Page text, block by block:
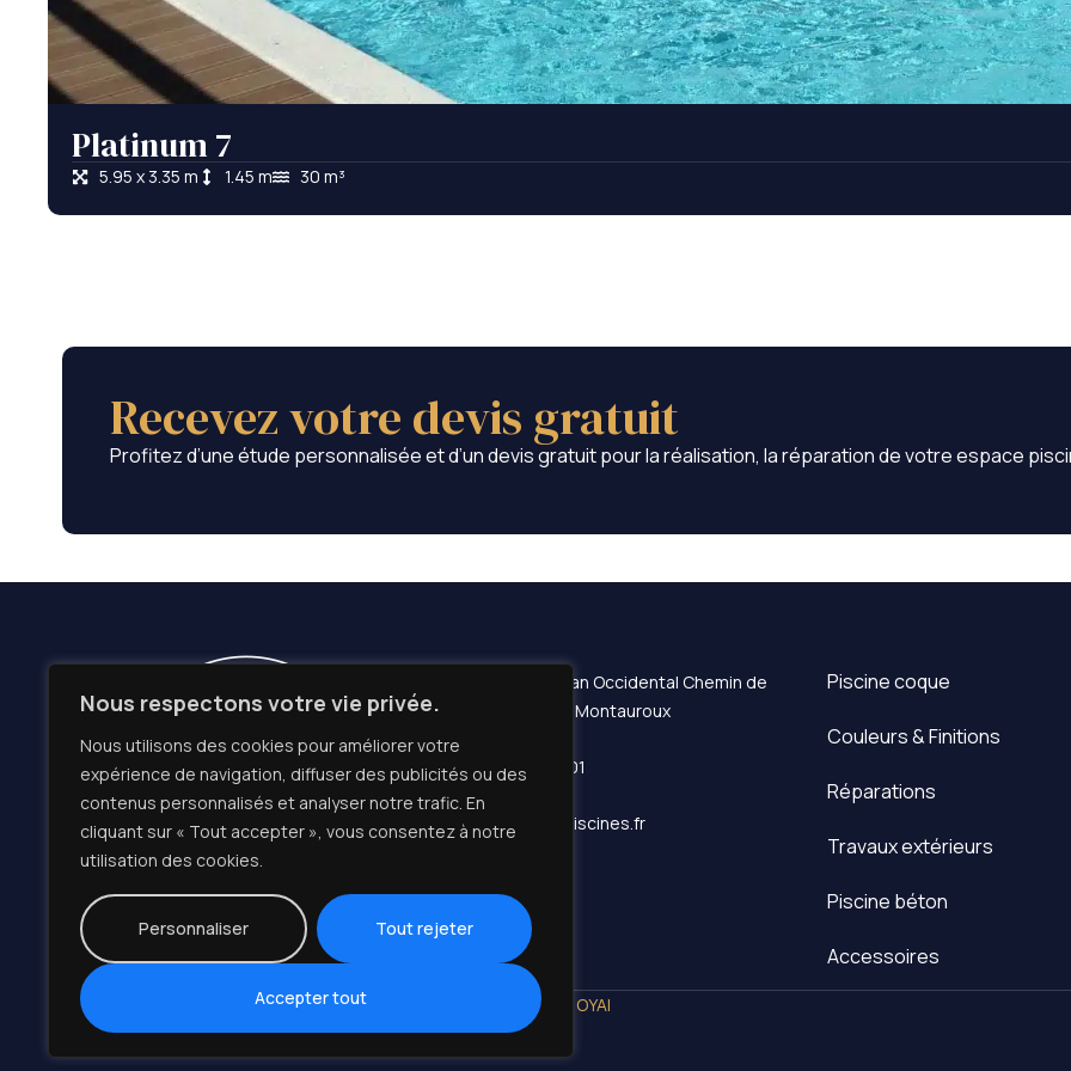
Nous respectons votre vie privée.
Nous utilisons des cookies pour améliorer votre
expérience de navigation, diffuser des publicités ou des
contenus personnalisés et analyser notre trafic. En
cliquant sur « Tout accepter », vous consentez à notre
utilisation des cookies.
Personnaliser Tout rejeter
Accepter tout
Platinum 7
5.95 x 3.35 m 1.45 m 30 m³
Recevez votre devis gratuit
Profitez d’une étude personnalisée et d’un devis gratuit pour la réalisation, la réparation de votre espace
Basé à Montauroux et intervenant dans toutes
les
Alpes-Maritimes,RC Piscines
est votre
spécialiste de la construction de piscines coque
Freedomet béton sur-mesure.
Lieu-dit Le Plan Occidental Chemin de
l'Apier 83440 Montauroux
06 26 39 70 01
contact@rcpiscines.fr
Piscine coque
Couleurs & Finitions
Réparations
Travaux extérieurs
Piscine béton
Accessoires
Copyright© RC Piscines 2026 Tous droits réservés – Réalisé par OYAI